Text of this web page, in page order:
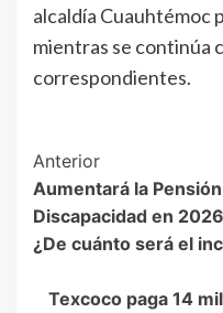
alcaldía Cuauhtémoc
mientras se continúa
correspondientes.
Post
Navigation
Anterior
Aumentará la
Discapacidad en
¿De cuánto será el
Texcoco paga 14